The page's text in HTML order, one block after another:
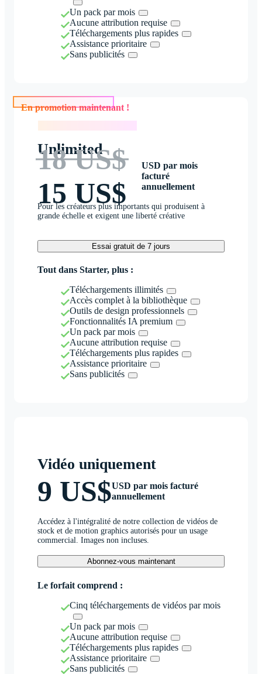
Un pack par mois
Aucune attribution requise
Téléchargements plus rapides
Assistance prioritaire
Sans publicités
En promotion maintenant !
Unlimited
18 US$
15 US$
USD par mois
facturé
annuellement
Pour les créateurs plus importants qui produisent à
grande échelle et exigent une liberté créative
Essai gratuit de 7 jours
Tout dans Starter, plus :
Téléchargements illimités
Accès complet à la bibliothèque
Outils de design professionnels
Fonctionnalités IA premium
Un pack par mois
Aucune attribution requise
Téléchargements plus rapides
Assistance prioritaire
Sans publicités
Vidéo uniquement
9 US$USD par mois facturé
annuellement
Accédez à l'intégralité de notre collection de vidéos de
stock et de motion graphics autorisés pour un usage
commercial. Images non incluses.
Abonnez-vous maintenant
Le forfait comprend :
Cinq téléchargements de vidéos par mois
Un pack par mois
Aucune attribution requise
Téléchargements plus rapides
Assistance prioritaire
Sans publicités